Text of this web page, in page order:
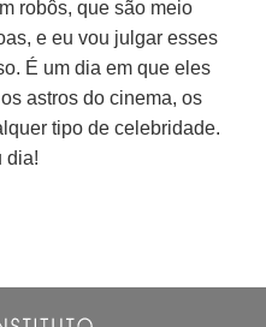
robôs, que são meio
e eu vou julgar esses
É um dia em que eles
astros do cinema, os
tipo de celebridade.
dia!